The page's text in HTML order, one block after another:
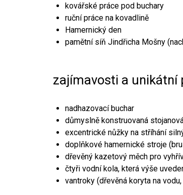
kovářské práce pod buchary
ruční práce na kovadlině
Hamernický den
pamětní síň Jindřicha Mošny
zajímavosti a unikátní
nadhazovací buchar
důmyslně konstruovaná
excentrické nůžky na stříhání
doplňkové hamernické stroje
dřevěný kazetový měch pro
čtyři vodní kola, která výše
vantroky (dřevěná koryta na